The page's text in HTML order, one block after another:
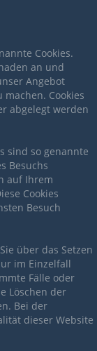
Cookies.
an und
Angebot
Cookies
abgelegt werden
sind so genannte
Besuchs
auf Ihrem
Cookies
Besuch
über das Setzen
im Einzelfall
Fälle oder
Löschen der
Bei der
dieser Website